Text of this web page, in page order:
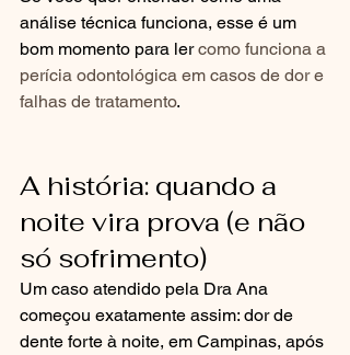
análise técnica funciona, esse é um
bom momento para ler como funciona a
perícia odontológica em casos de dor e
falhas de tratamento.
A história: quando a
noite vira prova (e não
só sofrimento)
Um caso atendido pela Dra Ana
começou exatamente assim: dor de
dente forte à noite, em Campinas, após